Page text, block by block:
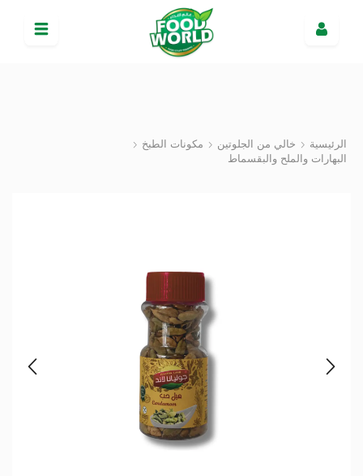
الرئيسية خالي من الجلوتين
مكونات الطبخ
البهارات والملح والبقسماط